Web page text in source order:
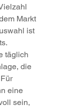
Markt
ist
täglich
die
eine
sein,